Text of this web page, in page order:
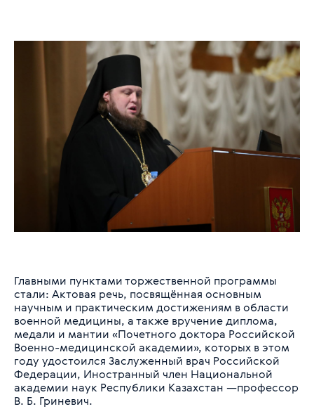
Главными пунктами торжественной программы
стали: Актовая речь, посвящённая основным
научным и практическим достижениям в области
военной медицины, а также вручение диплома,
медали и мантии «Почетного доктора Российской
Военно-медицинской академии», которых в этом
году удостоился Заслуженный врач Российской
Федерации, Иностранный член Национальной
академии наук Республики Казахстан —профессор
В. Б. Гриневич.